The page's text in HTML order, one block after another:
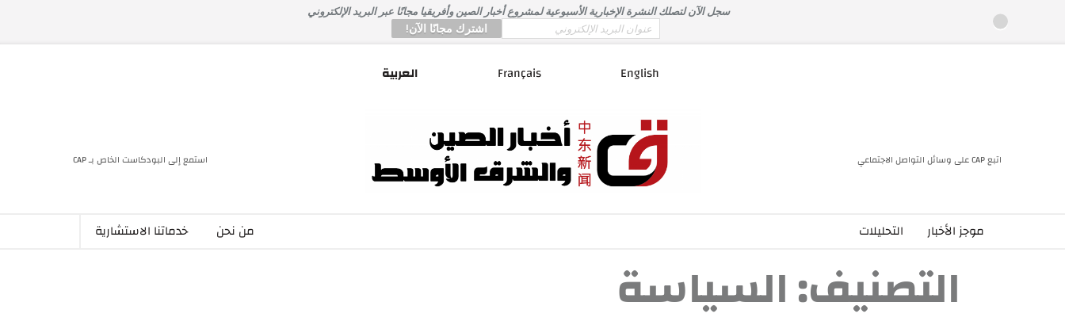
المحتوى
سجل الآن لتصلك النشرة الإخبارية الأسبوعية لمشروع أخبار الصين وأفريقيا مجانًا عبر البريد الإلكتروني
Email
*
English
Français العربية
اتبع CAP على وسائل التواصل الاجتماعي استمع إلى البودكاست الخاص بـ CAP
موجز الأخبار التحليلات من نحن خدماتنا الاستشارية
التصنيف:السياسة